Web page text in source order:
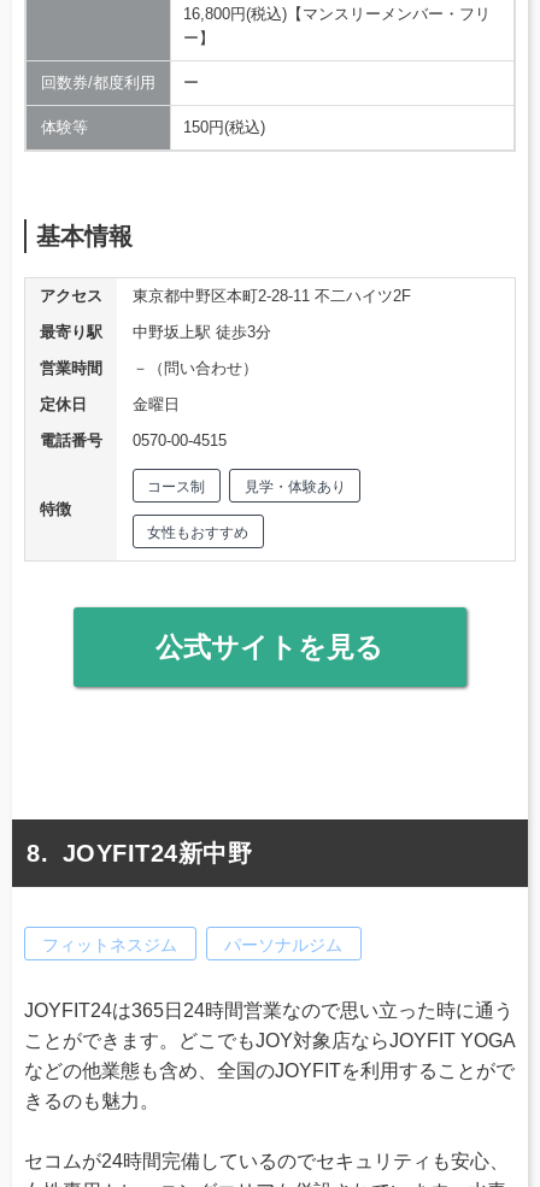
16,800円(税込)【マンスリーメンバー・フリ
ー】
回数券/都度利用 ー
体験等 150円(税込)
基本情報
アクセス
東京都中野区本町2-28-11 不二ハイツ2F
最寄り駅
中野坂上駅 徒歩3分
営業時間
－（問い合わせ）
定休日
金曜日
電話番号
0570-00-4515
特徴
コース制 見学・体験あり
女性もおすすめ
公式サイトを見る
JOYFIT24新中野
フィットネスジム パーソナルジム
JOYFIT24は365日24時間営業なので思い立った時に通う
ことができます。どこでもJOY対象店ならJOYFIT YOGA
などの他業態も含め、全国のJOYFITを利用することがで
きるのも魅力。
セコムが24時間完備しているのでセキュリティも安心、